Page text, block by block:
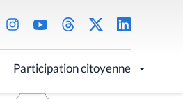
Participation citoyenne